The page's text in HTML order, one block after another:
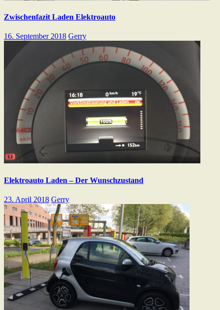
Zwischenfazit Laden Elektroauto
16. September 2018 Gerry
Elektroauto Laden – Der Wunschzustand
23. April 2018 Gerry